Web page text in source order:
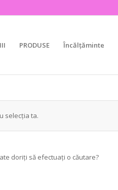
PRODUSE Încălțăminte
selecția ta.
doriți să efectuați o căutare?